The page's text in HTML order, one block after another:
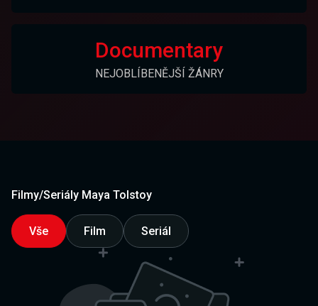
Documentary
NEJOBLÍBENĚJŠÍ ŽÁNRY
Filmy/Seriály Maya Tolstoy
Vše Film Seriál